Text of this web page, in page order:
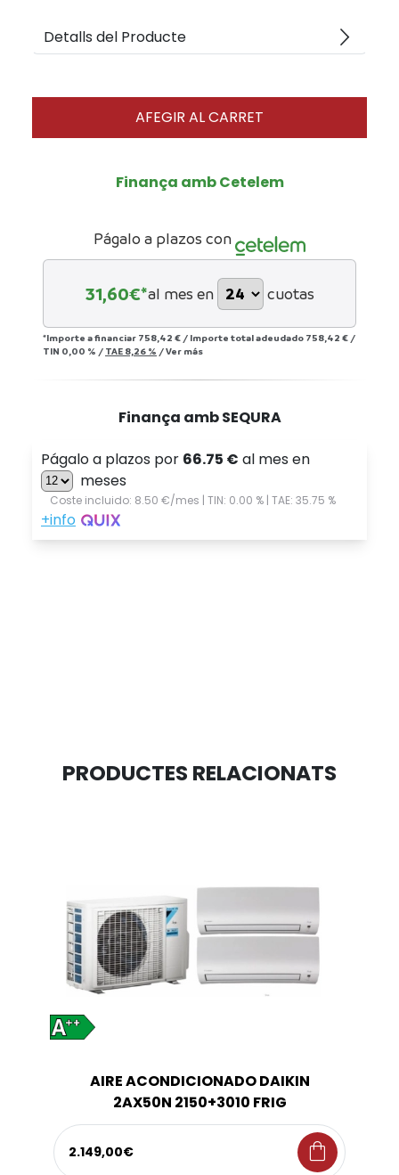
Detalls del Producte arrow_forward_ios
AFEGIR AL CARRET
Finança amb Cetelem
Págalo a plazos con
31,60€*al mes en cuotas
*Importe a financiar 758,42 € / Importe total adeudado 758,42 € /
TIN 0,00 % / TAE 8,26 % /Ver más
Finança amb SEQURA
PRODUCTES RELACIONATS
AIRE ACONDICIONADO DAIKIN
2AX50N 2150+3010 FRIG
2.149,00€ shopping_bag